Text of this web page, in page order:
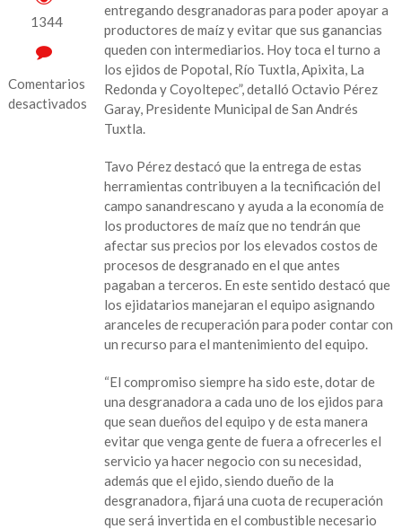
1344
Comentarios
desactivados
entregando desgranadoras para poder apoyar a
productores de maíz y evitar que sus ganancias
queden con intermediarios. Hoy toca el turno a
los ejidos de Popotal, Río Tuxtla, Apixita, La
Redonda y Coyoltepec”, detalló Octavio Pérez
Garay, Presidente Municipal de San Andrés
Tuxtla.
Tavo Pérez destacó que la entrega de estas
herramientas contribuyen a la tecnificación del
campo sanandrescano y ayuda a la economía de
los productores de maíz que no tendrán que
afectar sus precios por los elevados costos de
procesos de desgranado en el que antes
pagaban a terceros. En este sentido destacó que
los ejidatarios manejaran el equipo asignando
aranceles de recuperación para poder contar con
un recurso para el mantenimiento del equipo.
“El compromiso siempre ha sido este, dotar de
una desgranadora a cada uno de los ejidos para
que sean dueños del equipo y de esta manera
evitar que venga gente de fuera a ofrecerles el
servicio ya hacer negocio con su necesidad,
además que el ejido, siendo dueño de la
desgranadora, fijará una cuota de recuperación
que será invertida en el combustible necesario